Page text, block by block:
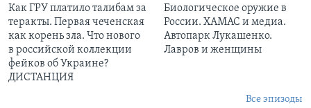
Как ГРУ платило талибам за
теракты. Первая чеченская
как корень зла. Что нового
в российской коллекции
фейков об Украине?
ДИСТАНЦИЯ
Биологическое оружие в
России. ХАМАС и медиа.
Автопарк Лукашенко.
Лавров и женщины
Все эпизоды